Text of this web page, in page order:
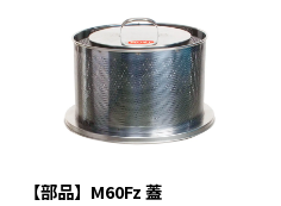
【部品】M60Fz 蓋